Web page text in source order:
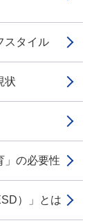
スタイル
状
の必要性
）」とは